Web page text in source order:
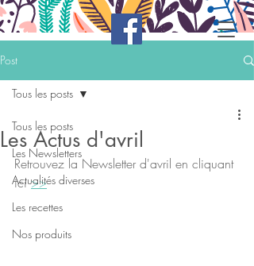
Post
Tous les posts
Les Newsletters
Actualités diverses
Les recettes
Nos produits
Tous les posts
Les Actus d'avril
Retrouvez la Newsletter d'avril en cliquant
ici >>